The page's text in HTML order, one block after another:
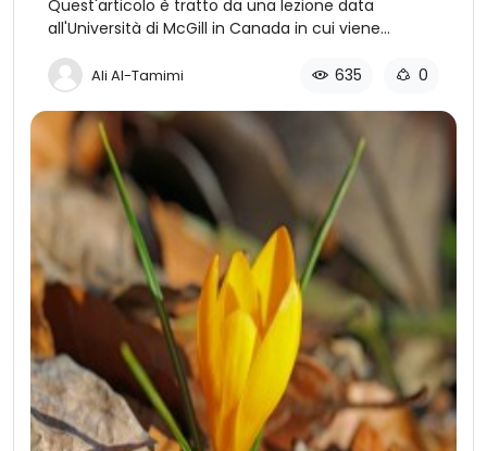
Quest'articolo è tratto da una lezione data
all'Università di McGill in Canada in cui viene
della donna. Quinta Parte: Come l'Islam ha salvato
la condizione della donna.
Ali Al-Tamimi 635 0